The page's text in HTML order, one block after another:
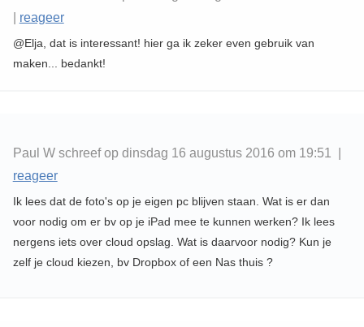
reageer
@Elja, dat is interessant! hier ga ik zeker even gebruik van
maken... bedankt!
Paul W schreef op dinsdag 16 augustus 2016 om 19:51 |
reageer
Ik lees dat de foto's op je eigen pc blijven staan. Wat is er dan
voor nodig om er bv op je iPad mee te kunnen werken? Ik lees
nergens iets over cloud opslag. Wat is daarvoor nodig? Kun je
zelf je cloud kiezen, bv Dropbox of een Nas thuis ?